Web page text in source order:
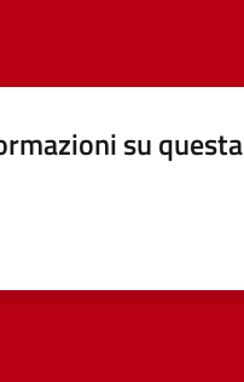
su questa